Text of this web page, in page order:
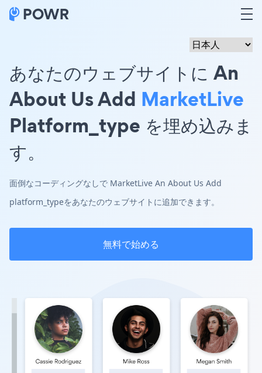
あなたのウェブサイトに An
About Us Add MarketLive
Platform_type を埋め込みま
す。
面倒なコーディングなしで MarketLive An About Us Add
platform_typeをあなたのウェブサイトに追加できます。
無料で始める